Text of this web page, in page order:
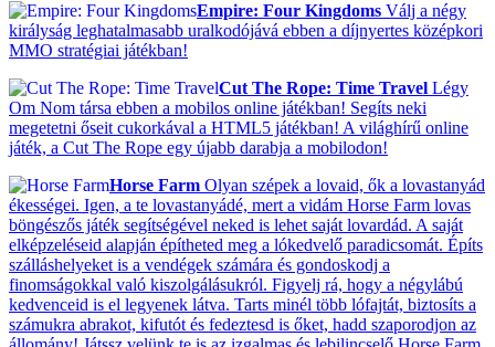
Empire: Four Kingdoms Válj a négy
királyság leghatalmasabb uralkodójává ebben a díjnyertes középkori
MMO stratégiai játékban!
Cut The Rope: Time Travel Légy
Om Nom társa ebben a mobilos online játékban! Segíts neki
megetetni őseit cukorkával a HTML5 játékban! A világhírű online
játék, a Cut The Rope egy újabb darabja a mobilodon!
Horse Farm Olyan szépek a lovaid, ők a lovastanyád
ékességei. Igen, a te lovastanyádé, mert a vidám Horse Farm lovas
böngészős játék segítségével neked is lehet saját lovardád. A saját
elképzeléseid alapján építheted meg a lókedvelő paradicsomát. Építs
szálláshelyeket is a vendégek számára és gondoskodj a
finomságokkal való kiszolgálásukról. Figyelj rá, hogy a négylábú
kedvenceid is el legyenek látva. Tarts minél több lófajtát, biztosíts a
számukra abrakot, kifutót és fedeztesd is őket, hadd szaporodjon az